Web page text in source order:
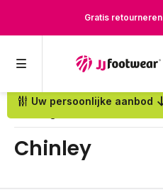
Gratis retourneren
Uw persoonlijke aanbod
Chinley